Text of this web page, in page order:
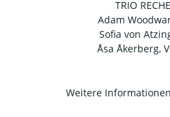
TRIO
Adam
Sofia von
Åsa Åkerberg,
Weitere